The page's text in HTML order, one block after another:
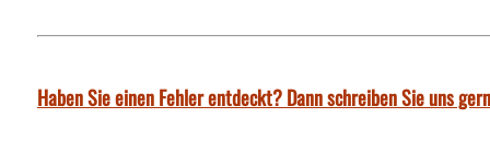
Haben Sie einen Fehler entdeckt? Dann schreiben Sie uns